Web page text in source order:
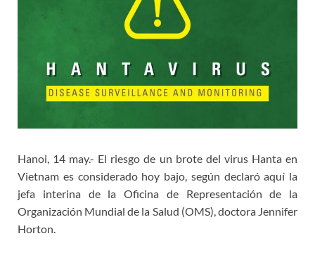
Hanoi, 14 may.- El riesgo de un brote del virus Hanta en
Vietnam es considerado hoy bajo, según declaró aquí la
jefa interina de la Oficina de Representación de la
Organización Mundial de la Salud (OMS), doctora Jennifer
Horton.